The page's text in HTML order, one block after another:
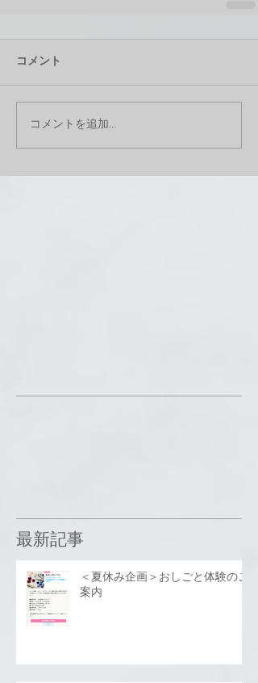
コメント
コメントを追加…
最新記事
＜夏休み企画＞おしごと体験のご
案内